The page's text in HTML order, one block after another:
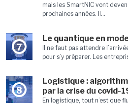
mais les SmartNIC vont
prochaines années. Il...
7
Le quantique en
Il ne faut pas attendre
pour s’y préparer. Les
8
Logistique :
par la crise du covid-
En logistique, tout n’est que